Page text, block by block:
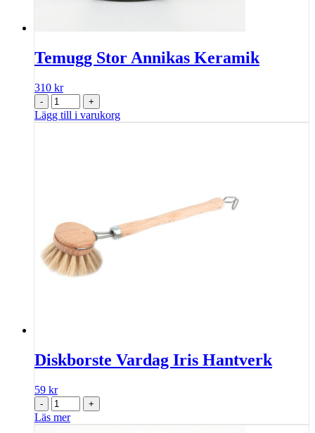
Temugg Stor Annikas Keramik
310 kr
- +
Lägg till i varukorg
Diskborste Vardag Iris Hantverk
59 kr
- +
Läs mer